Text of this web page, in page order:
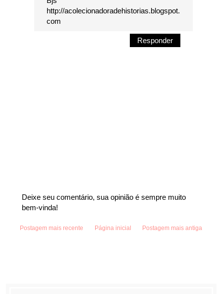
http://acolecionadoradehistorias.blogspot.
com
Responder
Deixe seu comentário, sua opinião é sempre muito
bem-vinda!
Postagem mais recente Postagem mais antiga
Página inicial